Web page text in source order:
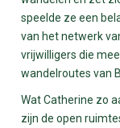
speelde ze een
van het netwerk
vrijwilligers die
wandelroutes van
Wat Catherine zo
zijn de open